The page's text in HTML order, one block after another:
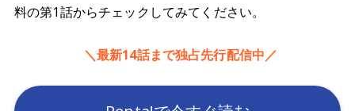
料の第1話からチェックしてみてください。
＼最新14話まで独占先行配信中／